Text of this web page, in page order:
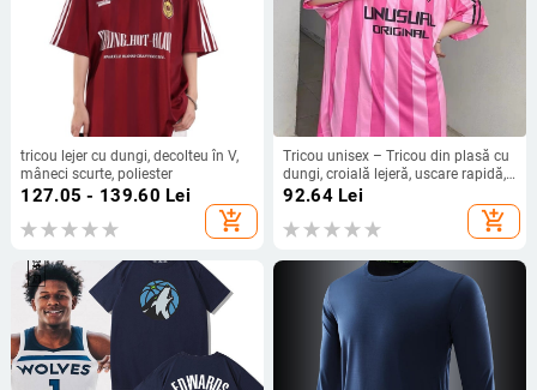
tricou lejer cu dungi, decolteu în V,
mâneci scurte, poliester
127.05 - 139.60 Lei
add_shopping_cart
Tricou unisex – Tricou din plasă cu
dungi, croială lejeră, uscare rapidă,
100% poliester, guler rotund
92.64Lei
add_shopping_cart